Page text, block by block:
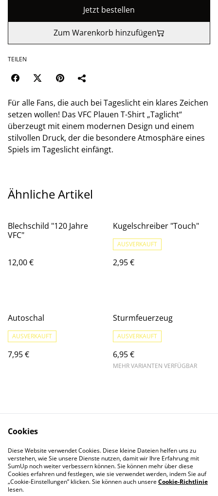
Jetzt bestellen
Zum Warenkorb hinzufügen
TEILEN
Für alle Fans, die auch bei Tageslicht ein klares Zeichen
setzen wollen! Das VFC Plauen T-Shirt „Taglicht“
überzeugt mit einem modernen Design und einem
stilvollen Druck, der die besondere Atmosphäre eines
Spiels im Tageslicht einfängt.
Ähnliche Artikel
Blechschild "120 Jahre
VFC"
12,00 €
Kugelschreiber "Touch"
AUSVERKAUFT
2,95 €
Autoschal
AUSVERKAUFT
7,95 €
Sturmfeuerzeug
AUSVERKAUFT
6,95 €
MEHR VARIANTEN VERFÜGBAR
Datenschutz
Cookie-Richtlinie
Cookies
Diese Website verwendet Cookies. Diese kleine Dateien helfen uns zu
verstehen, wie Sie unsere Dienste nutzen, damit wir Ihre Erfahrung mit
SumUp noch weiter verbessern können. Sie können mehr über diese
Cookies erfahren und festlegen, wie sie verwendet werden, indem Sie auf
„Cookie-Einstellungen” klicken. Sie können auch unsereCookie-Richtlinie
lesen.